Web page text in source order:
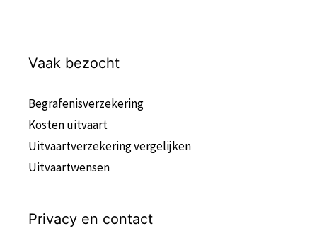
Vaak bezocht
Begrafenisverzekering
Kosten uitvaart
Uitvaartverzekering vergelijken
Uitvaartwensen
Privacy en contact